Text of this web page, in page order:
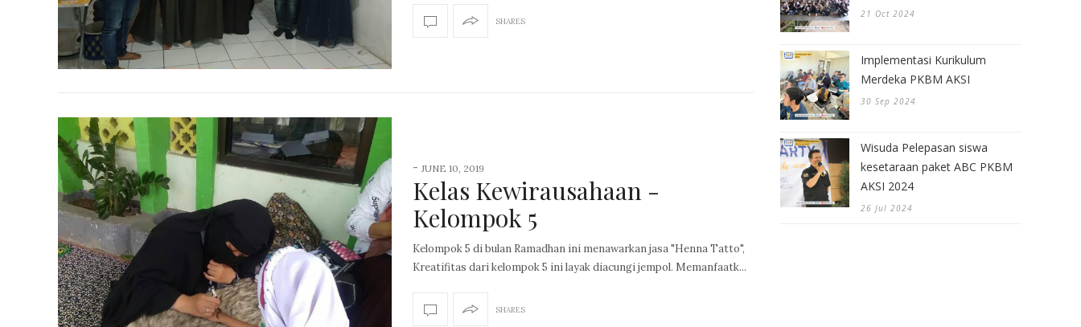
SHARES
-JUNE 10, 2019
Kelas Kewirausahaan -
Kelompok 5
Kelompok 5 di bulan Ramadhan ini menawarkan jasa "Henna Tatto",
Kreatifitas dari kelompok 5 ini layak diacungi jempol. Memanfaatk...
SHARES
21 Oct 2024
Implementasi Kurikulum
Merdeka PKBM AKSI
30 Sep 2024
Wisuda Pelepasan siswa
kesetaraan paket ABC PKBM
AKSI 2024
26 Jul 2024